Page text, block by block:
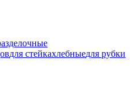
для стейкахлебныедля рубки